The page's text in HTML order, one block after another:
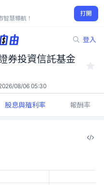
智慧導航！
打開
登入
資信託基金 00941
券投資信託基金
08/06 05:30
股息與殖利率 報酬率